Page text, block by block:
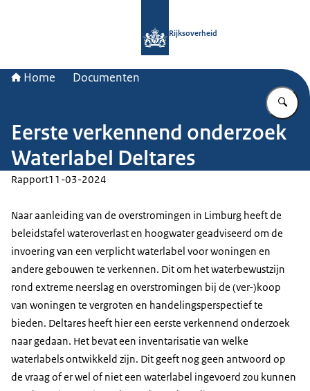
Rijksoverheid
Home Documenten
Eerste verkennend onderzoek
Waterlabel Deltares
Rapport11-03-2024
Naar aanleiding van de overstromingen in Limburg heeft de
beleidstafel wateroverlast en hoogwater geadviseerd om de
invoering van een verplicht waterlabel voor woningen en
andere gebouwen te verkennen. Dit om het waterbewustzijn
rond extreme neerslag en overstromingen bij de (ver-)koop
van woningen te vergroten en handelingsperspectief te
bieden. Deltares heeft hier een eerste verkennend onderzoek
naar gedaan. Het bevat een inventarisatie van welke
waterlabels ontwikkeld zijn. Dit geeft nog geen antwoord op
de vraag of er wel of niet een waterlabel ingevoerd zou kunnen